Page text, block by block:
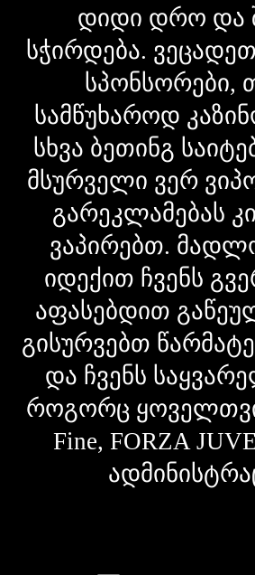
დიდი დრო და
სჭირდება.
სპონსორები,
სამწუხაროდ
სხვა ბეთინგ
მსურველი ვერ
გარეკლამებას
ვაპირებთ.
იდექით ჩვენს
აფასებდით
გისურვებთ
და ჩვენს
როგორც
Fine, FORZA